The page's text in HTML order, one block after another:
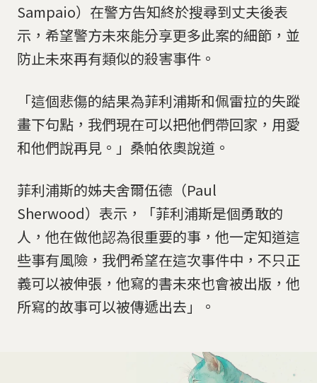
Sampaio）在警方告知終於搜尋到丈夫後表
示，希望警方未來能分享更多此案的細節，並
防止未來再有類似的殺害事件。
「這個悲傷的結果為菲利浦斯和佩雷拉的失蹤
畫下句點，我們現在可以把他們帶回家，用愛
和他們說再見。」桑帕依奧說道。
菲利浦斯的姊夫舍爾伍德（Paul
Sherwood）表示，「菲利浦斯是個勇敢的
人，他在做他認為很重要的事，他一定知道這
些事有風險，我們希望在這次事件中，不只正
義可以被伸張，他寫的書未來也會被出版，他
所寫的故事可以被傳遞出去」。